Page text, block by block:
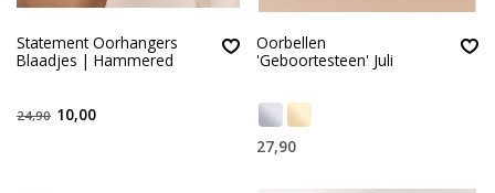
Statement Oorhangers
Blaadjes | Hammered
24,90 10,00
Oorbellen
'Geboortesteen' Juli
27,90